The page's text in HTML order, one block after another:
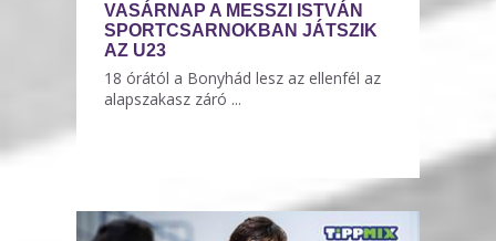
VASÁRNAP A MESSZI ISTVÁN
SPORTCSARNOKBAN JÁTSZIK
AZ U23
18 órától a Bonyhád lesz az ellenfél az
alapszakasz záró ...